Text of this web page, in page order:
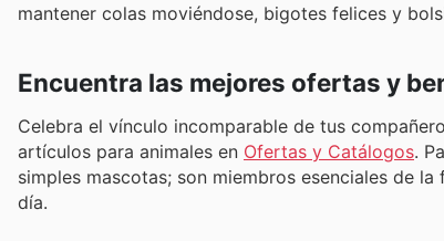
mantener colas moviéndose, bigotes felices y
Encuentra las mejores ofertas y
Celebra el vínculo incomparable de tus
artículos para animales en Ofertas y Catálogos.
simples mascotas; son miembros esenciales de
día.